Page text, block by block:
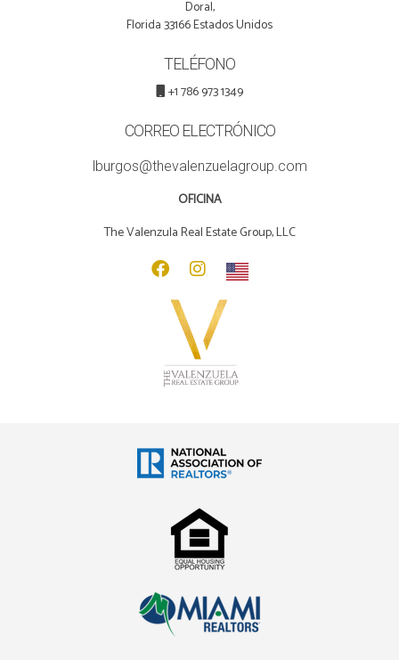
Doral,
Florida 33166 Estados Unidos
TELÉFONO
+1 786 973 1349
CORREO ELECTRÓNICO
lburgos@thevalenzuelagroup.com
OFICINA
The Valenzula Real Estate Group, LLC